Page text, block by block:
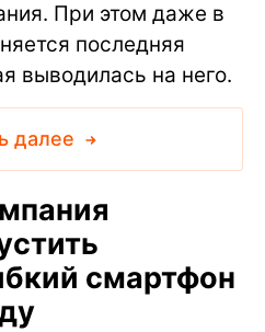
При этом даже в
последняя
выводилась на него.
далее
смартфон